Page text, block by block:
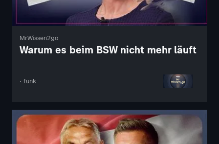
MrWissen2go
Warum es beim BSW nicht mehr läuft
· funk